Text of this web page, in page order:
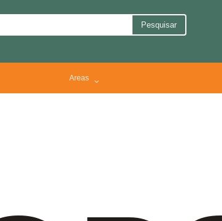
Pesquisar
Areas